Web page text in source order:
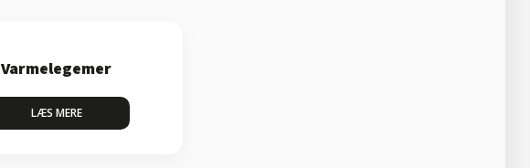
Varmelegemer
LÆS MERE​